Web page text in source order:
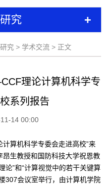
究 +
究 > 学术交流 > 正文
理论计算机科学专
系列报告
14 00:00
算机科学专委会走进高校”来
生教授和国防科技大学祝恩教
论”和“计算视觉中的若干关键算
307会议室举行，由计算机学院